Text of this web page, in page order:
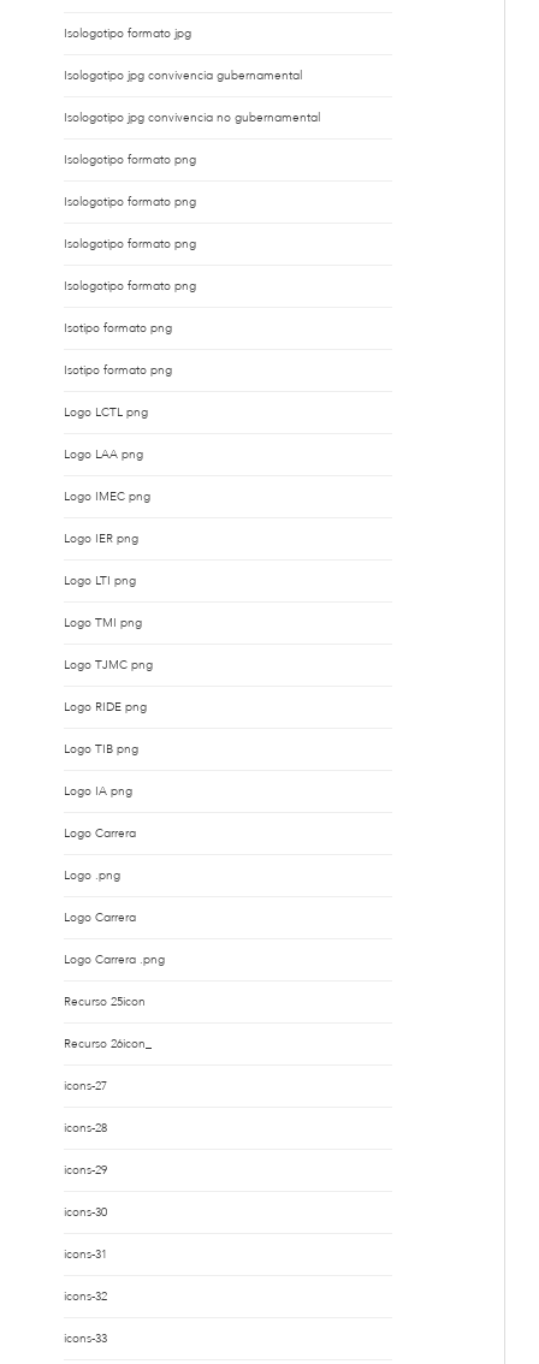
Isologotipo formato jpg
Isologotipo jpg convivencia gubernamental
Isologotipo jpg convivencia no gubernamental
Isologotipo formato png
Isologotipo formato png
Isologotipo formato png
Isologotipo formato png
Isotipo formato png
Isotipo formato png
Logo LCTL png
Logo LAA png
Logo IMEC png
Logo IER png
Logo LTI png
Logo TMI png
Logo TJMC png
Logo RIDE png
Logo TIB png
Logo IA png
Logo Carrera
Logo .png
Logo Carrera
Logo Carrera .png
Recurso 25icon
Recurso 26icon_
icons-27
icons-28
icons-29
icons-30
icons-31
icons-32
icons-33